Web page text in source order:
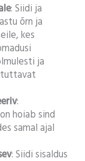
: Siidi ja
õrn ja
kes
ja
tuttavat
:
hoiab sind
samal ajal
: Siidi sisaldus